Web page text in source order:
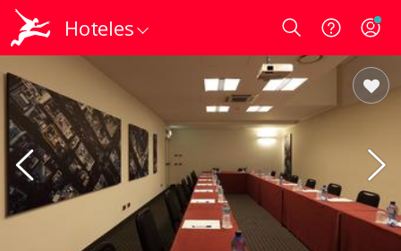
Hoteles Login